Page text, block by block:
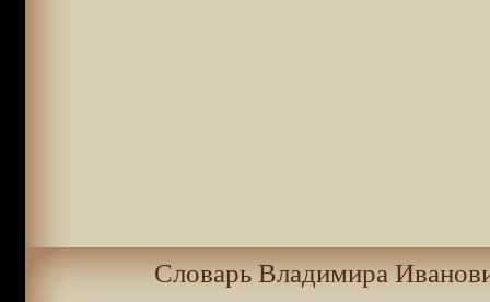
Словарь Владимира